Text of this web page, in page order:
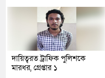
দায়িত্বরত ট্রাফিক পুলিশকে
মারধর, গ্রেপ্তার ১